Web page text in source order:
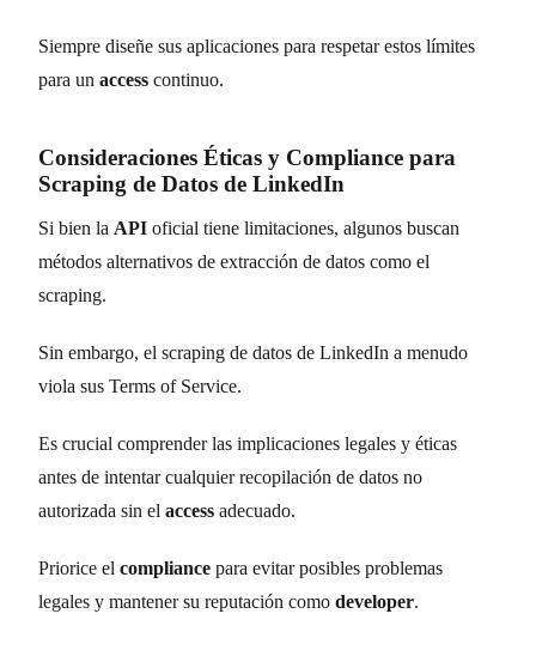
Siempre diseñe sus aplicaciones para respetar estos límites
para un access continuo.
Consideraciones Éticas y Compliance para
Scraping de Datos de LinkedIn
Si bien la API oficial tiene limitaciones, algunos buscan
métodos alternativos de extracción de datos como el
scraping.
Sin embargo, el scraping de datos de LinkedIn a menudo
viola sus Terms of Service.
Es crucial comprender las implicaciones legales y éticas
antes de intentar cualquier recopilación de datos no
autorizada sin el access adecuado.
Priorice el compliance para evitar posibles problemas
legales y mantener su reputación como developer.